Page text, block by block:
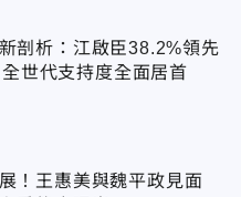
剖析：江啟臣38.2%領先
世代支持度全面居首
！王惠美與魏平政見面